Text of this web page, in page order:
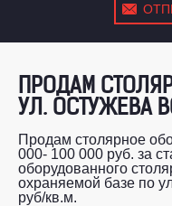
ПРОДАМ
УЛ. ОСТУЖЕВА
Продам столярное
000- 100 000 руб. за
оборудованного
охраняемой базе по
руб/кв.м.